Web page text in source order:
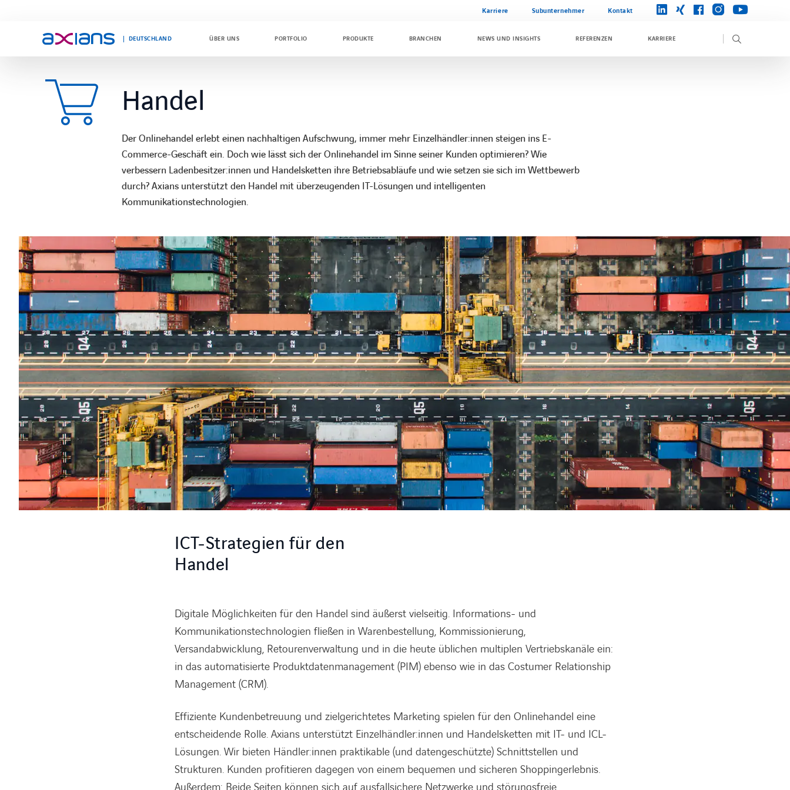
Karriere Subunternehmer Kontakt linkedin
xing facebookinstagramyoutube
DEUTSCHLAND ÜBER UNS PORTFOLIO PRODUKTE BRANCHEN NEWS UND INSIGHTS REFERENZEN KARRIERE
Search
keywords
Handel
Der Onlinehandel erlebt einen nachhaltigen Aufschwung, immer mehr Einzelhändler:innen steigen ins E-
Commerce-Geschäft ein. Doch wie lässt sich der Onlinehandel im Sinne seiner Kunden optimieren? Wie
verbessern Ladenbesitzer:innen und Handelsketten ihre Betriebsabläufe und wie setzen sie sich im Wettbewerb
durch? Axians unterstützt den Handel mit überzeugenden IT-Lösungen und intelligenten
Kommunikationstechnologien.
ICT-Strategien für den
Handel
Digitale Möglichkeiten für den Handel sind äußerst vielseitig. Informations- und
Kommunikationstechnologien fließen in Warenbestellung, Kommissionierung,
Versandabwicklung, Retourenverwaltung und in die heute üblichen multiplen Vertriebskanäle ein:
in das automatisierte Produktdatenmanagement (PIM) ebenso wie in das Costumer Relationship
Management (CRM).
Effiziente Kundenbetreuung und zielgerichtetes Marketing spielen für den Onlinehandel eine
entscheidende Rolle. Axians unterstützt Einzelhändler:innen und Handelsketten mit IT- und ICL-
Lösungen. Wir bieten Händler:innen praktikable (und datengeschützte) Schnittstellen und
Strukturen. Kunden profitieren dagegen von einem bequemen und sicheren Shopping­erlebnis.